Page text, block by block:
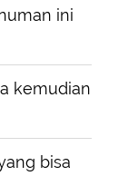
ini
kemudian
bisa